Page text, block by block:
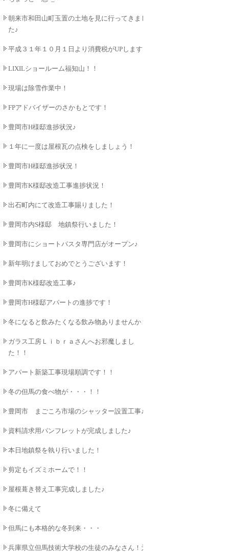
朝来市和田山町玉置の土地を見に行ってきまし
た♪
平成３１年１０月１日より消費税がUPします！
LIXILショールーム福知山！！
現場は除雪作業中！
FPアドバイザーのさかもとです！
豊岡市H様邸進捗状況♪
１年に一度は屋根瓦の点検をしましょう！
豊岡市H様邸進捗状況！
豊岡市K様邸改造工事進捗状況！
出石町内にて改造工事賜りました！
豊岡市内S様邸 地鎮祭行いました！
豊岡市にショートパスタ専門店がオープン♪
新年明けましておめでとうございます！
豊岡市K様邸改造工事♪
豊岡市H様邸アパートの進捗です！
冬になると飲みたくなる飲み物ありませんか？
ガラス工房Ｌｉｂｒａさんへお邪魔しまし
た！！
アパート新築工事現場順調です！！
冬の但馬の食べ物が・・・！！
豊岡市 まごころ市場のシャッター設置工事♪
資料請求用パンフレットが完成しました♪
本日地鎮祭を執り行いました！
剪定もイズミホームで！！
屋根葺き替え工事完成しました♪
冬に備えて
但馬にも本格的な冬到来・・・
兵庫県立但馬技術大学校の生徒のみなさん！元